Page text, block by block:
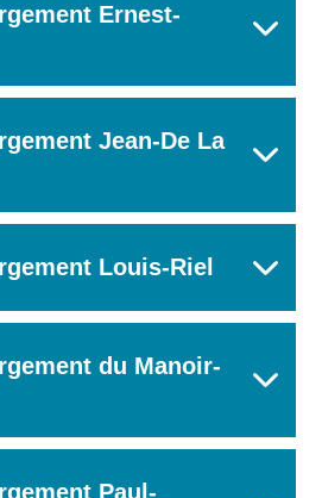
Ernest-
Jean-De La
Louis-Riel
du Manoir-
Paul-